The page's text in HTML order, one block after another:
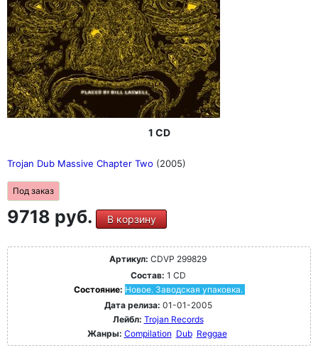
1 CD
Trojan Dub Massive Chapter Two (2005)
Под заказ
9718 руб. В корзину
Артикул: CDVP 299829
Состав: 1 CD
Состояние: Новое. Заводская упаковка.
Дата релиза: 01-01-2005
Лейбл: Trojan Records
Жанры: Compilation Dub Reggae